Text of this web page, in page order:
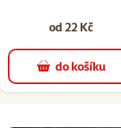
od 22 Kč
do košíku